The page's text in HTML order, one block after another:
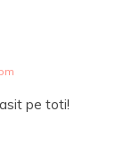
pe toti!